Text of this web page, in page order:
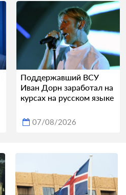
Поддержавший ВСУ
Иван Дорн заработал на
курсах на русском языке
07/08/2026